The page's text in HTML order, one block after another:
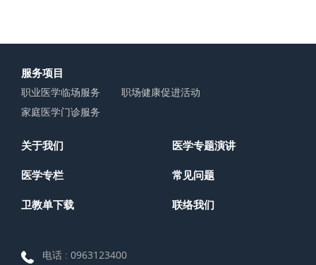
服务项目
职业医学临场服务
职场健康促进活动
家庭医学门诊服务
关于我们 医学专题演讲
医学专栏 常见问题
卫教单下载 联络我们
电话 : 0963123400